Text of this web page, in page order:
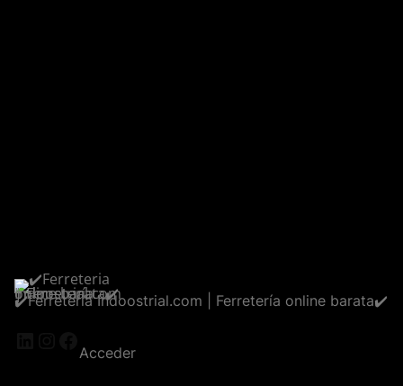
✔️Ferreteria Indoostrial.com | Ferretería online barata✔️
LinkedIn
Instagram
Facebook
Acceder